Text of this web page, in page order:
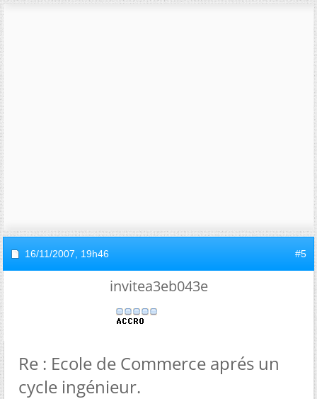
16/11/2007, 19h46 #5
invitea3eb043e
Re : Ecole de Commerce aprés un
cycle ingénieur.